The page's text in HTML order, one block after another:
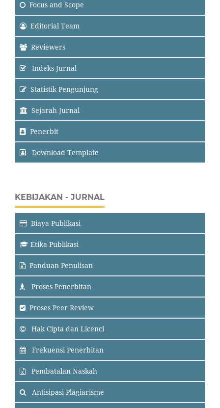
Focus and Scope
Editorial Team
Reviewers
Indeks Jurnal
Statistik Pengunjung
Sejarah Jurnal
Penerbit
Download Template
KEBIJAKAN - JURNAL
Biaya Publikasi
Etika Publikasi
Panduan Penulisan
Proses Penerbitan
Proses Peer Review
Hak Cipta dan Licenci
Frekuensi Penerbitan
Pembatalan Naskah
Antisipasi Plagiarisme